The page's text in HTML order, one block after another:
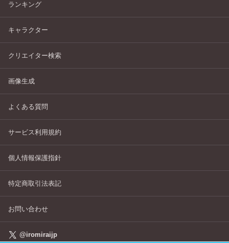
ランキング
キャラクター
クリエイター検索
画像生成
よくある質問
サービス利用規約
個人情報保護指針
特定商取引法表記
お問い合わせ
@iromiraijp